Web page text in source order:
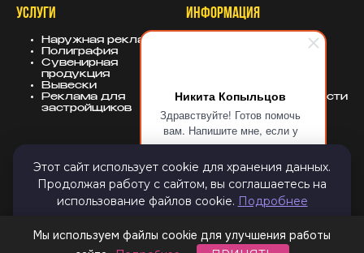
Никита Копыльцов
Здравствуйте! Готов помочь
вам. Напишите мне, если у
вас появятся вопросы.
УСЛУГИ
Наружная реклама
Полиграфия
Сувенирная
продукция
Вывески
Реклама для
застройщиков
ИНФОРМАЦИЯ
конфиденциальности
8 (343) 247-25-10
info@sugarmedia.ru
Екатеринбург
MAX
VK
TG
Этот сайт использует cookie для хранения данных.
Продолжая работу с сайтом, вы соглашаетесь на
использование файлов cookie. Подробнее
ПРИНЯТЬ И ЗАКРЫТЬ
Мы используем файлы cookie для улучшения работы